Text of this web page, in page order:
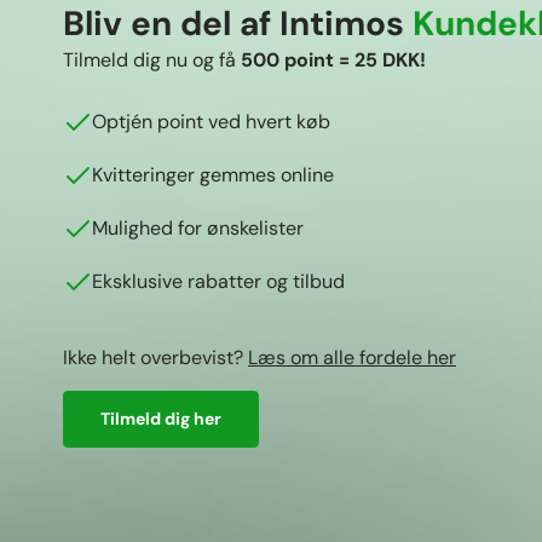
Bliv en del af Intimos
Tilmeld dig nu og få 500 point = 25 DKK!
Optjén point ved hvert køb
Kvitteringer gemmes online
Mulighed for ønskelister
Eksklusive rabatter og tilbud
Ikke helt overbevist? Læs om alle fordele her
Tilmeld dig her